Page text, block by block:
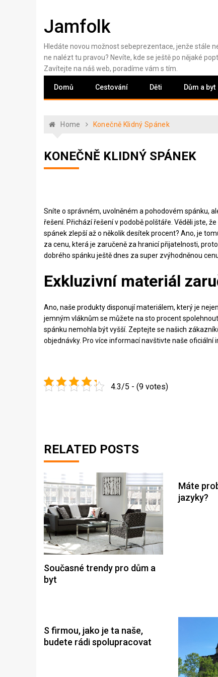
content
Jamfolk
Hledáte novou možnost sebeprezentace, jenže stále
ne nalézt tu pravou? Nevíte, kde se ještě po nějaké
Zavítejte na náš web, poradíme vám s tím.
Domů Cestování Děti Dům a byt
Home Konečně Klidný Spánek
KONEČNĚ KLIDNÝ SPÁNEK
Sníte o správném, uvolněném a pohodovém spánku,
řešení. Přichází řešení v podoběpolštáře . Věděli jste,
spánek zlepší až o několik desítek procent? Ano, je
za cenu, která je zaručeně za hranicí přijatelnosti,
dobrého spánku ještě dnes za super zvýhodněnou
Exkluzivní materiál
Ano, naše produkty disponují materiálem, který je
jemným vláknům se můžete na sto procent
spánku nemohla být vyšší. Zeptejte se našich
objednávky. Pro více informací navštivte naše oficiální
4.3/5 - (9 votes)
RELATED POSTS
Současné trendy pro dům a
byt
Máte
jazyky?
S firmou, jako je ta naše,
budete rádi spolupracovat